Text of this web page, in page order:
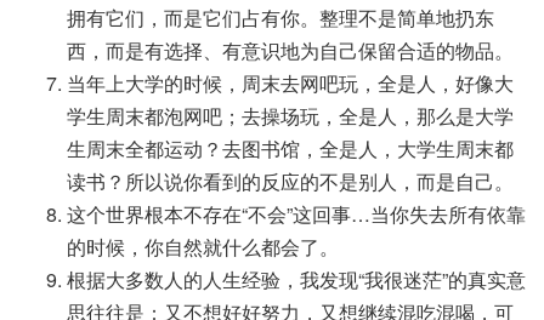
拥有它们，而是它们占有你。整理不是简单地扔东
西，而是有选择、有意识地为自己保留合适的物品。
当年上大学的时候，周末去网吧玩，全是人，好像大
学生周末都泡网吧；去操场玩，全是人，那么是大学
生周末全都运动？去图书馆，全是人，大学生周末都
读书？所以说你看到的反应的不是别人，而是自己。
这个世界根本不存在“不会”这回事…当你失去所有依靠
的时候，你自然就什么都会了。
根据大多数人的人生经验，我发现“我很迷茫”的真实意
思往往是：又不想好好努力，又想继续混吃混喝，可